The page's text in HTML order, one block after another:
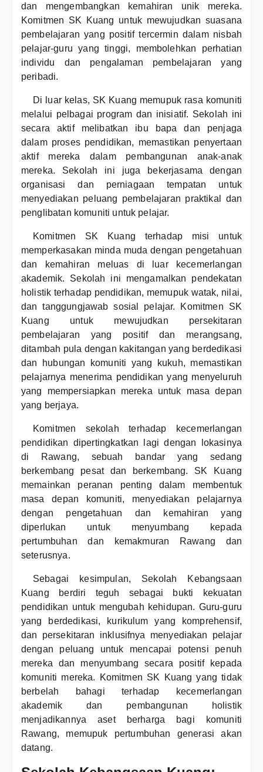
dan mengembangkan kemahiran unik mereka.
Komitmen SK Kuang untuk mewujudkan suasana
pembelajaran yang positif tercermin dalam nisbah
pelajar-guru yang tinggi, membolehkan perhatian
individu dan pengalaman pembelajaran yang
peribadi.
Di luar kelas, SK Kuang memupuk rasa komuniti
melalui pelbagai program dan inisiatif. Sekolah ini
secara aktif melibatkan ibu bapa dan penjaga
dalam proses pendidikan, memastikan penyertaan
aktif mereka dalam pembangunan anak-anak
mereka. Sekolah ini juga bekerjasama dengan
organisasi dan perniagaan tempatan untuk
menyediakan peluang pembelajaran praktikal dan
penglibatan komuniti untuk pelajar.
Komitmen SK Kuang terhadap misi untuk
memperkasakan minda muda dengan pengetahuan
dan kemahiran meluas di luar kecemerlangan
akademik. Sekolah ini mengamalkan pendekatan
holistik terhadap pendidikan, memupuk watak, nilai,
dan tanggungjawab sosial pelajar. Komitmen SK
Kuang untuk mewujudkan persekitaran
pembelajaran yang positif dan merangsang,
ditambah pula dengan kakitangan yang berdedikasi
dan hubungan komuniti yang kukuh, memastikan
pelajarnya menerima pendidikan yang menyeluruh
yang mempersiapkan mereka untuk masa depan
yang berjaya.
Komitmen sekolah terhadap kecemerlangan
pendidikan dipertingkatkan lagi dengan lokasinya
di Rawang, sebuah bandar yang sedang
berkembang pesat dan berkembang. SK Kuang
memainkan peranan penting dalam membentuk
masa depan komuniti, menyediakan pelajarnya
dengan pengetahuan dan kemahiran yang
diperlukan untuk menyumbang kepada
pertumbuhan dan kemakmuran Rawang dan
seterusnya.
Sebagai kesimpulan, Sekolah Kebangsaan
Kuang berdiri teguh sebagai bukti kekuatan
pendidikan untuk mengubah kehidupan. Guru-guru
yang berdedikasi, kurikulum yang komprehensif,
dan persekitaran inklusifnya menyediakan pelajar
dengan peluang untuk mencapai potensi penuh
mereka dan menyumbang secara positif kepada
komuniti mereka. Komitmen SK Kuang yang tidak
berbelah bahagi terhadap kecemerlangan
akademik dan pembangunan holistik
menjadikannya aset berharga bagi komuniti
Rawang, memupuk pertumbuhan generasi akan
datang.